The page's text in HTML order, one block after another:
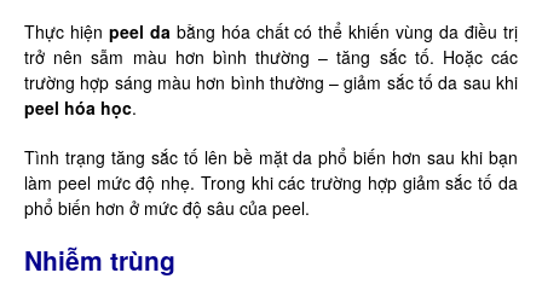
Thực hiện peel da bằng hóa chất có thể khiến vùng da điều trị
trở nên sẫm màu hơn bình thường – tăng sắc tố. Hoặc các
trường hợp sáng màu hơn bình thường – giảm sắc tố da sau khi
peel hóa học.
Tình trạng tăng sắc tố lên bề mặt da phổ biến hơn sau khi bạn
làm peel mức độ nhẹ. Trong khi các trường hợp giảm sắc tố da
phổ biến hơn ở mức độ sâu của peel.
Nhiễm trùng